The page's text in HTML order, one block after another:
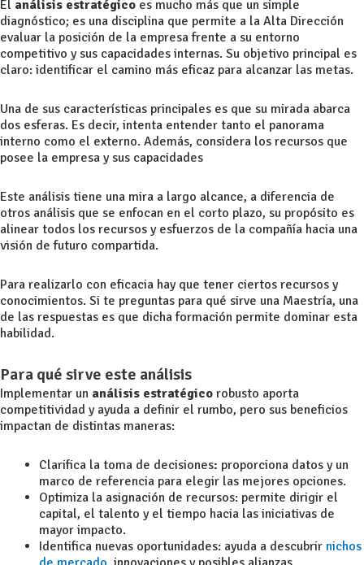
El análisis estratégico es mucho más que un simple
diagnóstico; es una disciplina que permite a la Alta Dirección
evaluar la posición de la empresa frente a su entorno
competitivo y sus capacidades internas. Su objetivo principal es
claro: identificar el camino más eficaz para alcanzar las metas.
Una de sus características principales es que su mirada abarca
dos esferas. Es decir, intenta entender tanto el panorama
interno como el externo. Además, considera los recursos que
posee la empresa y sus capacidades
Este análisis tiene una mira a largo alcance, a diferencia de
otros análisis que se enfocan en el corto plazo, su propósito es
alinear todos los recursos y esfuerzos de la compañía hacia una
visión de futuro compartida.
Para realizarlo con eficacia hay que tener ciertos recursos y
conocimientos. Si te preguntas para qué sirve una Maestría, una
de las respuestas es que dicha formación permite dominar esta
habilidad.
Para qué sirve este análisis
Implementar un análisis estratégico robusto aporta
competitividad y ayuda a definir el rumbo, pero sus beneficios
impactan de distintas maneras:
Clarifica la toma de decisiones: proporciona datos y un
marco de referencia para elegir las mejores opciones.
Optimiza la asignación de recursos: permite dirigir el
capital, el talento y el tiempo hacia las iniciativas de
mayor impacto.
Identifica nuevas oportunidades: ayuda a descubrir nichos